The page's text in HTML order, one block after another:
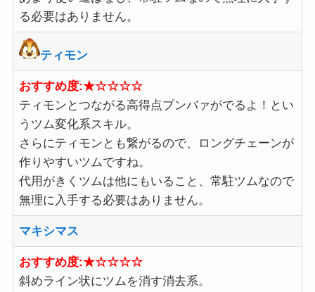
る必要はありません。
ティモン
おすすめ度:★☆☆☆☆
ティモンとつながる高得点プンバァがでるよ！とい
うツム変化系スキル。
さらにティモンとも繋がるので、ロングチェーンが
作りやすいツムですね。
代用がきくツムは他にもいること、常駐ツムなので
無理に入手する必要はありません。
マキシマス
おすすめ度:★☆☆☆☆
斜めライン状にツムを消す消去系。